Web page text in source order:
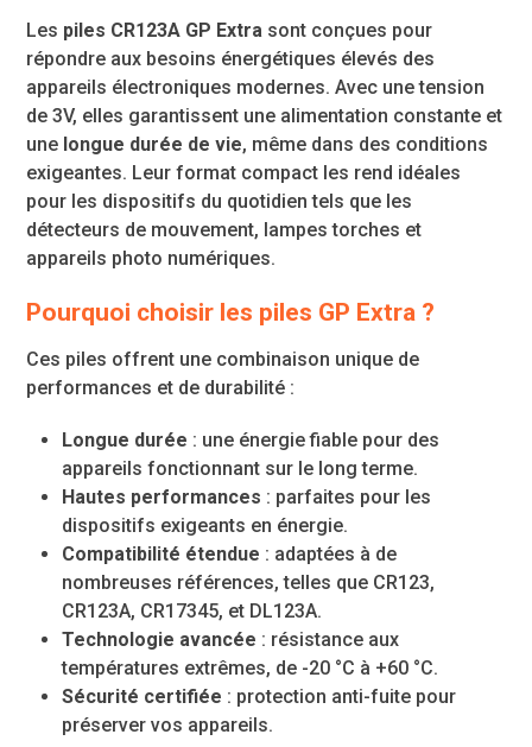
Les piles CR123A GP Extra sont conçues pour
répondre aux besoins énergétiques élevés des
appareils électroniques modernes. Avec une tension
de 3V, elles garantissent une alimentation constante et
une longue durée de vie, même dans des conditions
exigeantes. Leur format compact les rend idéales
pour les dispositifs du quotidien tels que les
détecteurs de mouvement, lampes torches et
appareils photo numériques.
Pourquoi choisir les piles GP Extra ?
Ces piles offrent une combinaison unique de
performances et de durabilité :
Longue durée : une énergie fiable pour des
appareils fonctionnant sur le long terme.
Hautes performances : parfaites pour les
dispositifs exigeants en énergie.
Compatibilité étendue : adaptées à de
nombreuses références, telles que CR123,
CR123A, CR17345, et DL123A.
Technologie avancée : résistance aux
températures extrêmes, de -20 °C à +60 °C.
Sécurité certifiée : protection anti-fuite pour
préserver vos appareils.